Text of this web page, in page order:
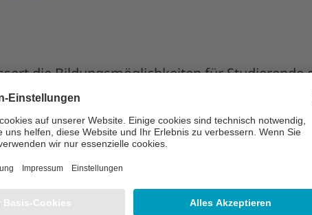
die Bildungsmöglichkeiten für Studierende
dem APOLLO-Lasersystem von LAP. Sie
in den Bereichen Biomedizintechnik und
umfasst Möglichkeiten für
die Studierenden noch stärker in die
eingebunden werden.